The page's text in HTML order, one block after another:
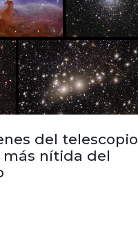
del telescopio
más nítida del